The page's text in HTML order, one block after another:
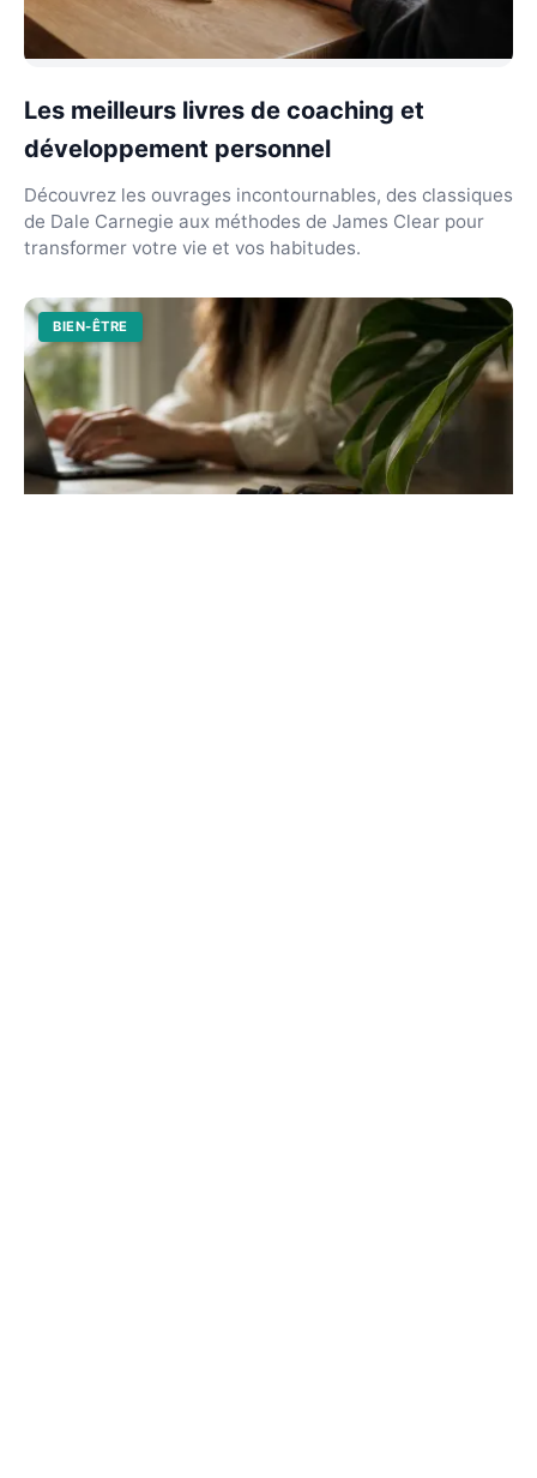
Les meilleurs livres de coaching et
développement personnel
Découvrez les ouvrages incontournables, des classiques
de Dale Carnegie aux méthodes de James Clear pour
transformer votre vie et vos habitudes.
BIEN-ÊTRE